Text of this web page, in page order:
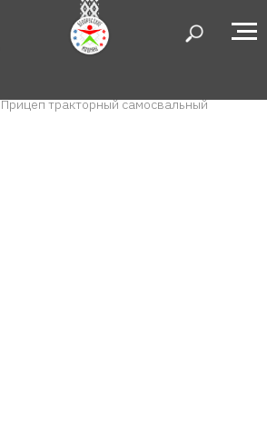
Прицеп тракторный самосвальный